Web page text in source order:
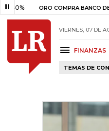
ORO COMPRA BANCO DE LA
VIERNES, 07 DE
FINANZAS
TEMAS DE